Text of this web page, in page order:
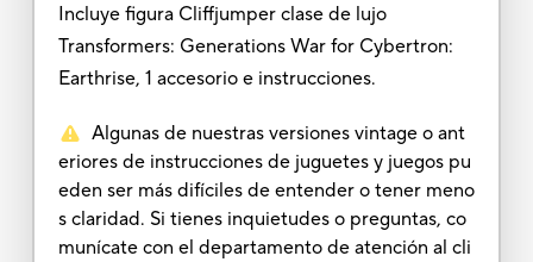
Incluye figura Cliffjumper clase de lujo
Transformers: Generations War for Cybertron:
Earthrise, 1 accesorio e instrucciones.
Algunas de nuestras versiones vintage o ant
eriores de instrucciones de juguetes y juegos pu
eden ser más difíciles de entender o tener meno
s claridad. Si tienes inquietudes o preguntas, co
munícate con el departamento de atención al cli